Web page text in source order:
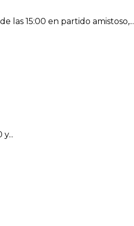
las 15:00 en partido amistoso,...